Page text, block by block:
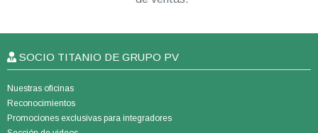
SOCIO TITANIO DE GRUPO PV
Nuestras oficinas
Reconocimientos
Promociones exclusivas para integradores